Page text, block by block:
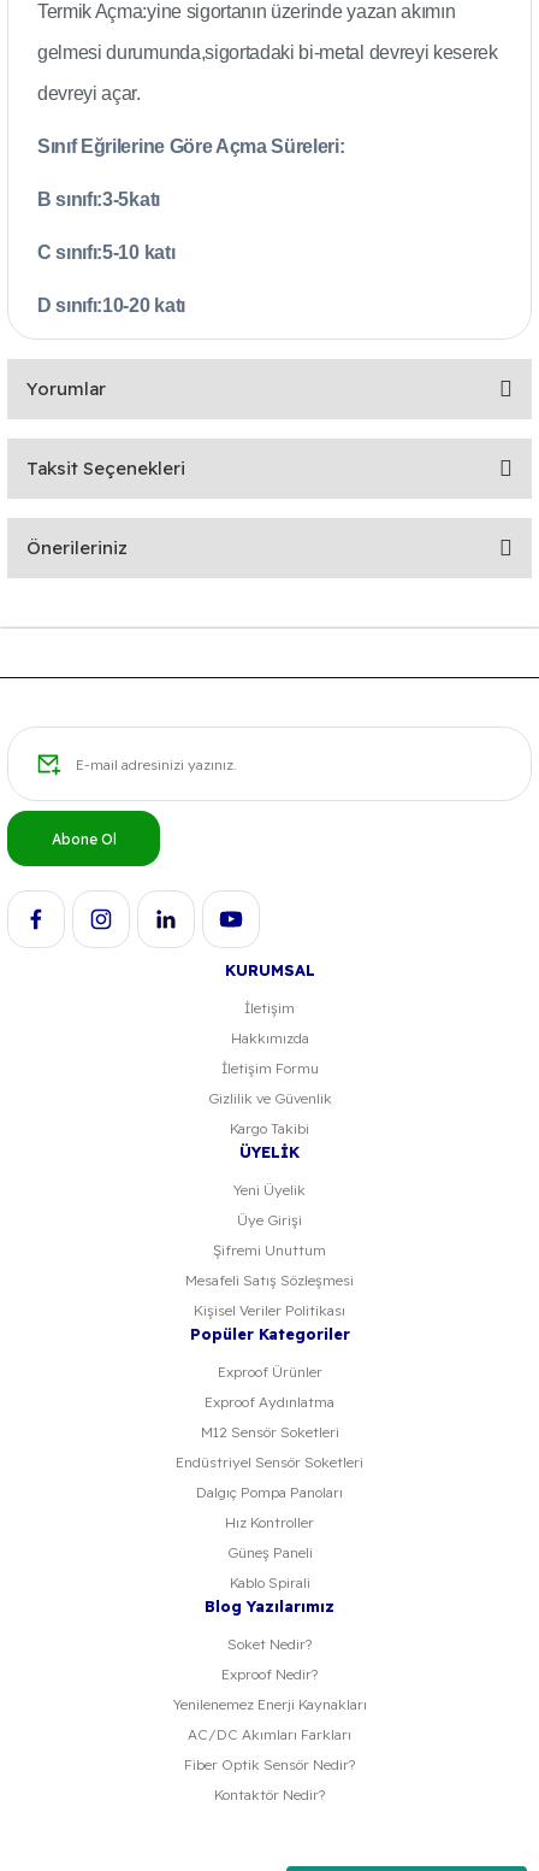
Termik Açma:yine sigortanın üzerinde yazan akımın
gelmesi durumunda,sigortadaki bi-metal devreyi keserek
devreyi açar.
Sınıf Eğrilerine Göre Açma Süreleri:
B sınıfı:3-5katı
C sınıfı:5-10 katı
D sınıfı:10-20 katı
Yorumlar
Bu ürüne ilk yorumu siz yapın!
Taksit Seçenekleri
Önerileriniz
Ürün bilgilerinde hatalar bulunuyor.
Ürün fiyatı diğer sitelerden daha pahalı.
Gönder
Abone Ol
KURUMSAL
İletişim
Hakkımızda
İletişim Formu
Gizlilik ve Güvenlik
Kargo Takibi
ÜYELİK
Yeni Üyelik
Üye Girişi
Şifremi Unuttum
Mesafeli Satış Sözleşmesi
Kişisel Veriler Politikası
Popüler Kategoriler
Exproof Ürünler
Exproof Aydınlatma
M12 Sensör Soketleri
Endüstriyel Sensör Soketleri
Dalgıç Pompa Panoları
Hız Kontroller
Güneş Paneli
Kablo Spirali
Blog Yazılarımız
Soket Nedir?
Exproof Nedir?
Yenilenemez Enerji Kaynakları
AC/DC Akımları Farkları
Fiber Optik Sensör Nedir?
Kontaktör Nedir?